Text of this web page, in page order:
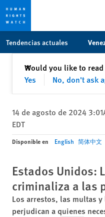
content
Tendencias actuales
Would you like to
Yes
No, don't ask
✕Cerrar
14 de agosto de 2024
EDT
Disponible en English 简体中文
Estados Unidos:
criminaliza a las
Los arrestos, las multas
perjudican a quienes